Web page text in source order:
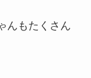
んもたくさん